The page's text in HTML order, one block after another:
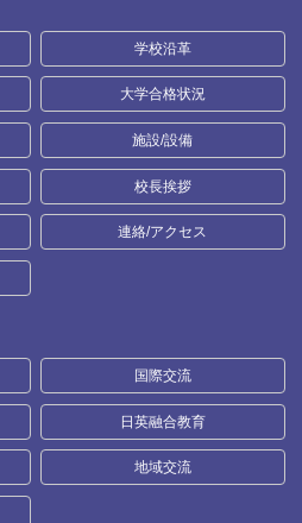
学校沿革
大学合格状況
施設/設備
校長挨拶
連絡/アクセス
国際交流
日英融合教育
地域交流